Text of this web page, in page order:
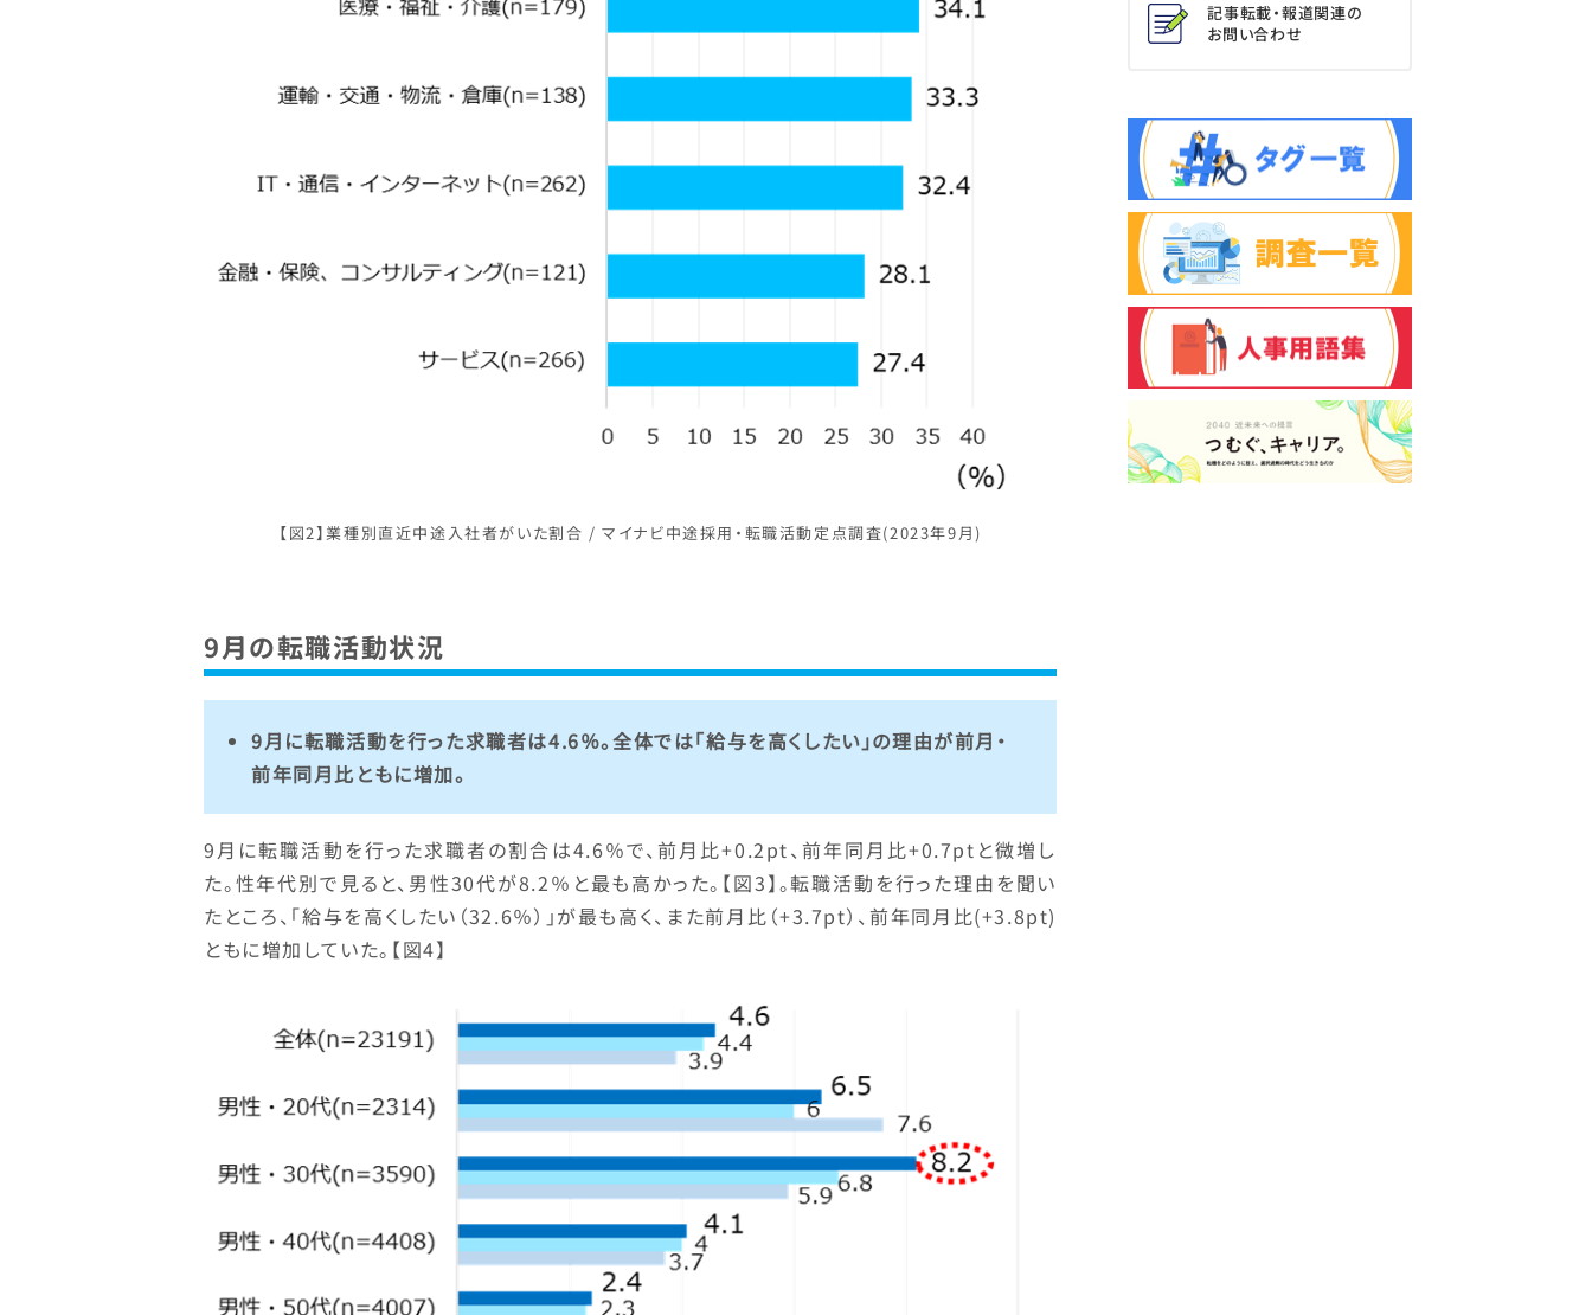
【図2】業種別直近中途入社者がいた割合 / マイナビ中途採用・転職活動定点調査(2023年9月)
9月の転職活動状況
9月に転職活動を行った求職者は4.6％。全体では「給与を高くしたい」の理由が前月・
前年同月比ともに増加。
9月に転職活動を行った求職者の割合は4.6％で、前月比+0.2pt、前年同月比+0.7ptと微増し
た。性年代別で見ると、男性30代が8.2％と最も高かった。【図3】。転職活動を行った理由を聞い
たところ、「給与を高くしたい（32.6％）」が最も高く、また前月比（+3.7pt）、前年同月比(+3.8pt)
ともに増加していた。【図4】
記事転載・報道関連の
お問い合わせ